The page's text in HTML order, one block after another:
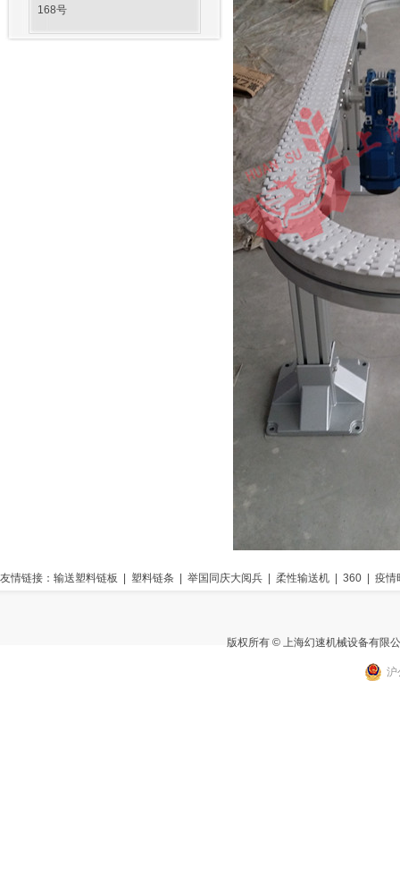
168号
友情链接： 输送塑料链板 塑料链条 举国同庆大阅兵 柔性输送机 360 疫情
版权所有 © 上海幻速机械设备有限
沪